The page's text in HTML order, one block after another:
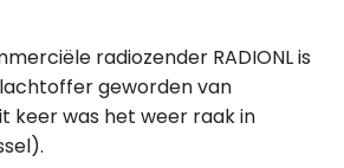
radiozender RADIONL is
geworden van
keer was het weer raak in